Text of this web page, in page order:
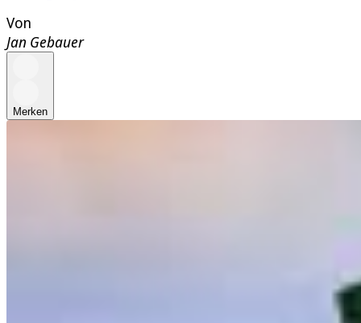
Von
Jan Gebauer
Merken